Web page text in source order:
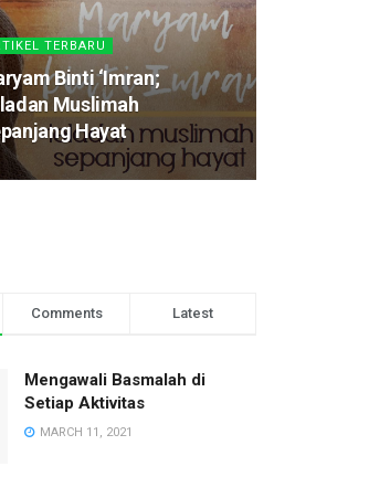
TERBARU
Binti ‘Imran;
Muslimah
Hayat
Comments Latest
Mengawali Basmalah di
Setiap Aktivitas
MARCH 11, 2021